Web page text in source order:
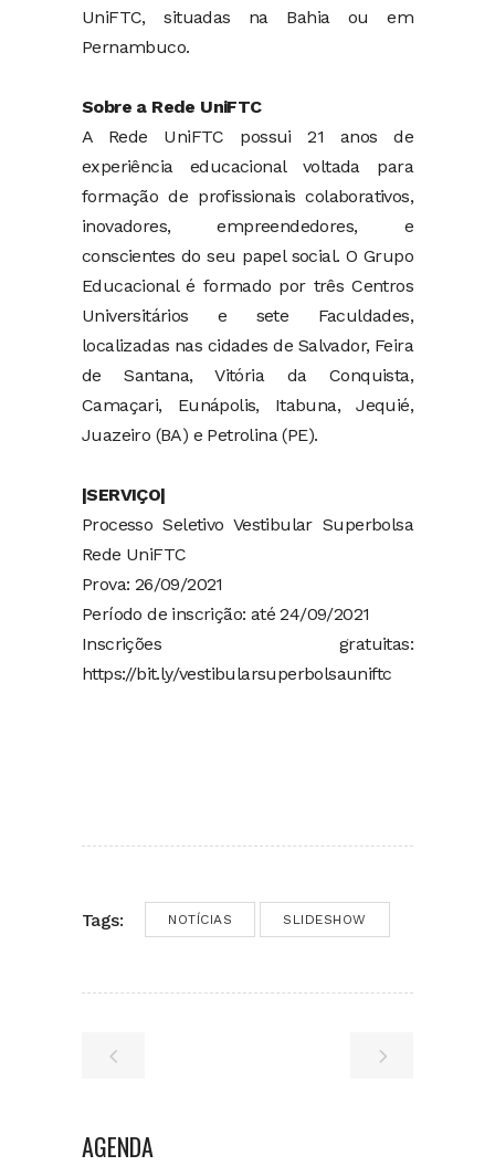
UniFTC, situadas na Bahia ou em
Pernambuco.
Sobre a Rede UniFTC
A Rede UniFTC possui 21 anos de
experiência educacional voltada para
formação de profissionais colaborativos,
inovadores, empreendedores, e
conscientes do seu papel social. O Grupo
Educacional é formado por três Centros
Universitários e sete Faculdades,
localizadas nas cidades de Salvador, Feira
de Santana, Vitória da Conquista,
Camaçari, Eunápolis, Itabuna, Jequié,
Juazeiro (BA) e Petrolina (PE).
|SERVIÇO|
Processo Seletivo Vestibular Superbolsa
Rede UniFTC
Prova: 26/09/2021
Período de inscrição: até 24/09/2021
Inscrições gratuitas:
https://bit.ly/vestibularsuperbolsauniftc
Tags: NOTÍCIAS SLIDESHOW
AGENDA